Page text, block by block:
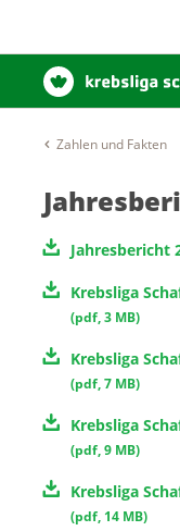
Zahlen und Fakten
Jahresbericht
Krebsliga
(pdf,3 MB)
Krebsliga
(pdf,7 MB)
Krebsliga
(pdf,9 MB)
Krebsliga
(pdf, 14 MB)